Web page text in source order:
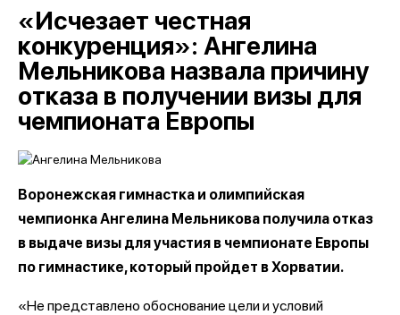
«Исчезает честная
конкуренция»: Ангелина
Мельникова назвала причину
отказа в получении визы для
чемпионата Европы
Воронежская гимнастка и олимпийская
чемпионка Ангелина Мельникова получила отказ
в выдаче визы для участия в чемпионате Европы
по гимнастике, который пройдет в Хорватии.
«Не представлено обоснование цели и условий